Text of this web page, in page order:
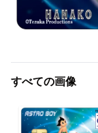
すべての画像